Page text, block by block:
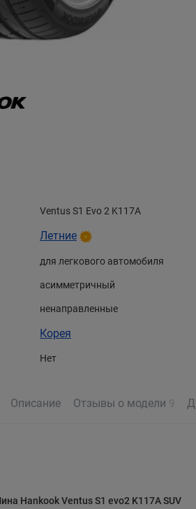
Ventus S1 Evo 2 K117A
Летние
для легкового автомобиля
асимметричный
ненаправленные
Корея
Нет
Описание Отзывы о модели 9
Hankook Ventus S1 evo2 K117A SUV